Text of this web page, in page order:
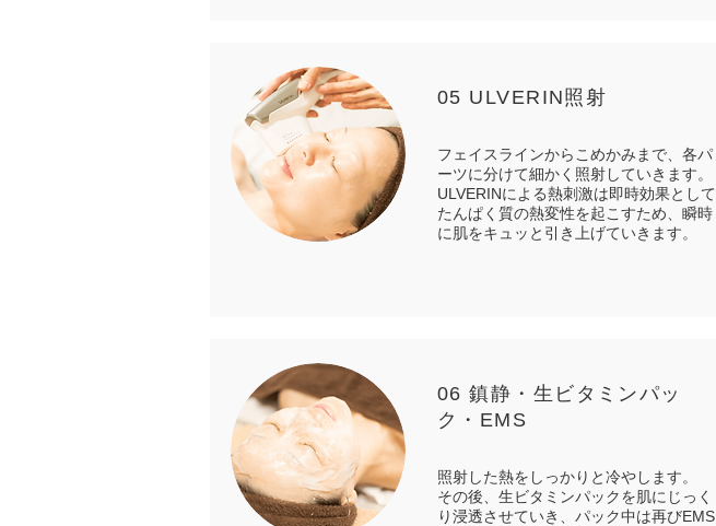
05 ULVERIN照射
フェイスラインからこめかみまで、各パ
ーツに分けて細かく照射していきます。
ULVERINによる熱刺激は即時効果として
たんぱく質の熱変性を起こすため、瞬時
に肌をキュッと引き上げていきます。
06 鎮静・生ビタミンパッ
ク・EMS
照射した熱をしっかりと冷やします。
その後、生ビタミンパックを肌にじっく
り浸透させていき、パック中は再びEMS